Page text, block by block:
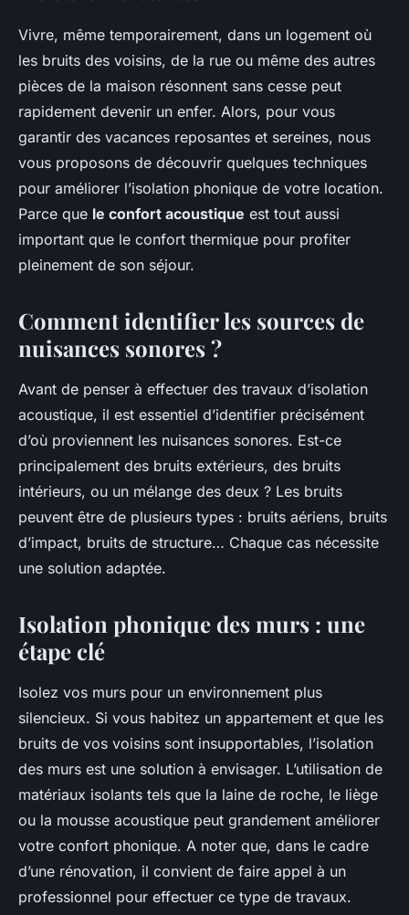
Vivre, même temporairement, dans un logement où
les bruits des voisins, de la rue ou même des autres
pièces de la maison résonnent sans cesse peut
rapidement devenir un enfer. Alors, pour vous
garantir des vacances reposantes et sereines, nous
vous proposons de découvrir quelques techniques
pour améliorer l’isolation phonique de votre location.
Parce que le confort acoustique est tout aussi
important que le confort thermique pour profiter
pleinement de son séjour.
Comment identifier les sources de
nuisances sonores ?
Avant de penser à effectuer des travaux d’isolation
acoustique, il est essentiel d’identifier précisément
d’où proviennent les nuisances sonores. Est-ce
principalement des bruits extérieurs, des bruits
intérieurs, ou un mélange des deux ? Les bruits
peuvent être de plusieurs types : bruits aériens, bruits
d’impact, bruits de structure… Chaque cas nécessite
une solution adaptée.
Isolation phonique des murs : une
étape clé
Isolez vos murs pour un environnement plus
silencieux. Si vous habitez un appartement et que les
bruits de vos voisins sont insupportables, l’isolation
des murs est une solution à envisager. L’utilisation de
matériaux isolants tels que la laine de roche, le liège
ou la mousse acoustique peut grandement améliorer
votre confort phonique. A noter que, dans le cadre
d’une rénovation, il convient de faire appel à un
professionnel pour effectuer ce type de travaux.